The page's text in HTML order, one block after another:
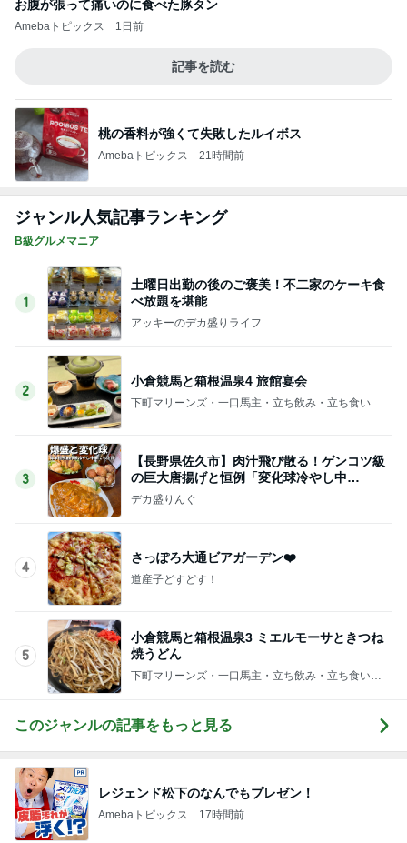
お腹が張って痛いのに食べた豚タン
Amebaトピックス 1日前
記事を読む
桃の香料が強くて失敗したルイボス
Amebaトピックス 21時間前
ジャンル人気記事ランキング
B級グルメマニア
1
土曜日出勤の後のご褒美！不二家のケーキ食
べ放題を堪能
アッキーのデカ盛りライフ
2
小倉競馬と箱根温泉4 旅館宴会
下町マリーンズ・一口馬主・立ち飲み・立ち食いそ
3
【長野県佐久市】肉汁飛び散る！ゲンコツ級
の巨大唐揚げと恒例「変化球冷やし中
華」！！〜李紅蘭さん〜
デカ盛りんぐ
4
さっぽろ大通ビアガーデン❤️
道産子どすどす！
5
小倉競馬と箱根温泉3 ミエルモーサときつね
焼うどん
下町マリーンズ・一口馬主・立ち飲み・立ち食いそ
このジャンルの記事をもっと見る
レジェンド松下のなんでもプレゼン！
Amebaトピックス 17時間前